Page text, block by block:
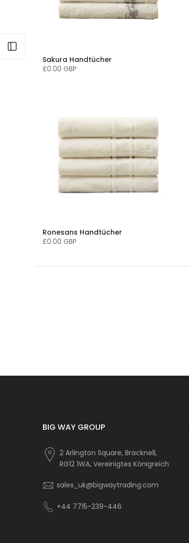
Sakura Handtücher
£0.00 GBP
Ronesans Handtücher
£0.00 GBP
BIG WAY GROUP
2 Arlington Square, Bracknell,
RG12 1WA, Vereinigtes Königreich
sales_uk@bigwaytrading.com
+44 7715-239-446